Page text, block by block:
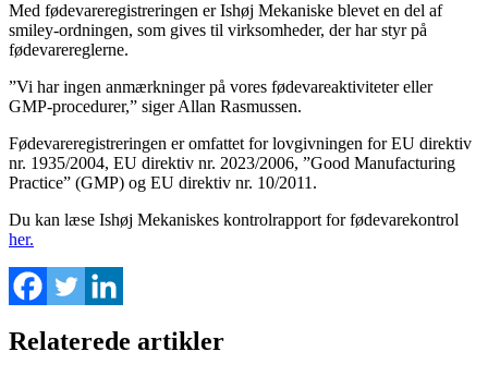
Med fødevareregistreringen er Ishøj Mekaniske blevet en del af
smiley-ordningen, som gives til virksomheder, der har styr på
fødevarereglerne.
”Vi har ingen anmærkninger på vores fødevareaktiviteter eller
GMP-procedurer,” siger Allan Rasmussen.
Fødevareregistreringen er omfattet for lovgivningen for EU direktiv
nr. 1935/2004, EU direktiv nr. 2023/2006, ”Good Manufacturing
Practice” (GMP) og EU direktiv nr. 10/2011.
Du kan læse Ishøj Mekaniskes kontrolrapport for fødevarekontrol
her.
Relaterede artikler